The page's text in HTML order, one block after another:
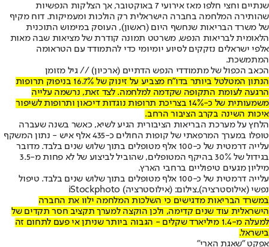
שנתיים וחצי חלפו מאז אירועי 7 באוקטובר, אך הצלקות הנפשיות
שהותירה המלחמה בחברה הישראלית רק הולכות ומעמיקות. דוח מקיף
של משרד הבריאות שנחשף היום (ראשון), העוסק במימוש התוכנית
הלאומית לבריאות הנפש, משרטט תמונה קודרת של מציאות שבה מאות
אלפי ישראלים נזקקים לסיוע יומיומי כדי להתמודד עם הטראומה
המתמשכת.
הכאב הכפול של מתמודדי הנפש הדתיים (ארכיון) // גיל מזומן
הנתון המטלטל ביותר בדו"ח מצביע על זינוק של 16.7% בניפוק תרופות
הרגעה לעומת התקופה שקדמה למלחמה. לצד זאת, נרשמה עלייה
משמעותית של כ-14% בצריכת תרופות נוגדות דיכאון ותרופות לשיפור
איכות השינה בקרב הציבור הרחב.
הלחץ על מערכת הבריאות הציבורית הגיע לשיא, כאשר בשנה שעברה
טופלו במערך המרפאתי של קופות החולים כ-435 אלף איש - נתון המשקף
עלייה דרמטית של כ-100 אלף מטופלים בתוך שלוש שנים בלבד. מדובר
בגידול של 30% בהיקף המטופלים, שהוביל לביצוע של לא פחות מ-3.5
מיליון מגעים טיפוליים ברחבי הארץ.
עלייה דרמטית של כ-100 אלף מטופלים בתוך שלוש שנים בלבד. טיפול
נפשי (אילוסטרציה),צילום: (אילוסטרציה) iStockphoto
במשרד הבריאות מדגישים כי השלכות המלחמה ילוו את החברה
הישראלית עוד שנים קדימה, ולכן הוקצה למערך תקציב חסר תקדים של
למעלה מ-1.4 מיליארד שקלים - הגבוה ביותר שניתן אי פעם לתחום זה
בישראל.
אפקט "שאגת הארי"